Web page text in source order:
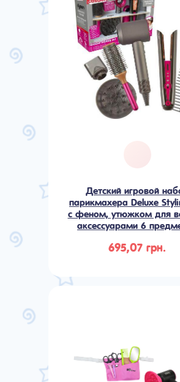
Детский игровой
парикмахера Deluxe
с феном, утюжком для
аксессуарами 6
695,07 грн.